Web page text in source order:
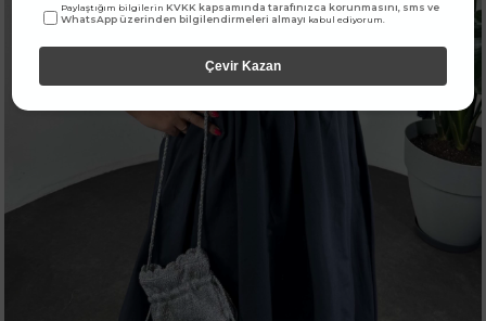
Paylaştığım bilgilerinKVKK kapsamında tarafınızca korunmasını, sms ve
WhatsApp üzerinden bilgilendirmeleri almayı kabul ediyorum.
Çevir Kazan